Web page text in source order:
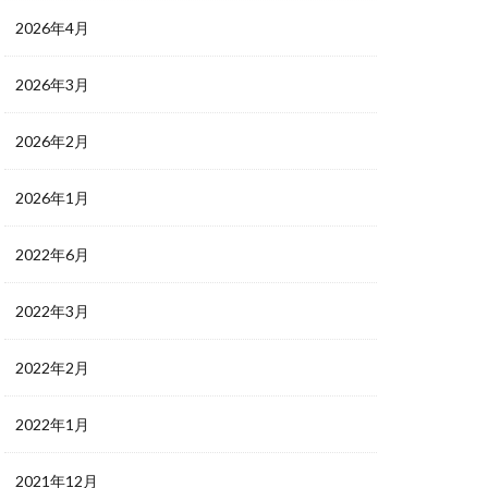
2026年4月
2026年3月
2026年2月
2026年1月
2022年6月
2022年3月
2022年2月
2022年1月
2021年12月